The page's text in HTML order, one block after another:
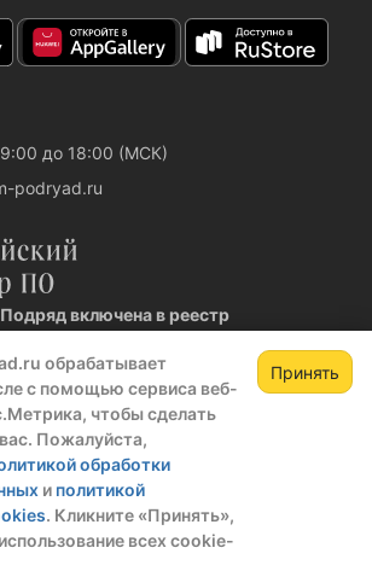
обрабатывает
с помощью сервиса веб-
чтобы сделать
Пожалуйста,
обработки
и политикой
. Кликните «Принять»,
всех cookie-
Принять
до 18:00 (МСК)
podryad.ru
включена в реестр
от 06.02.2026
"Промтех"